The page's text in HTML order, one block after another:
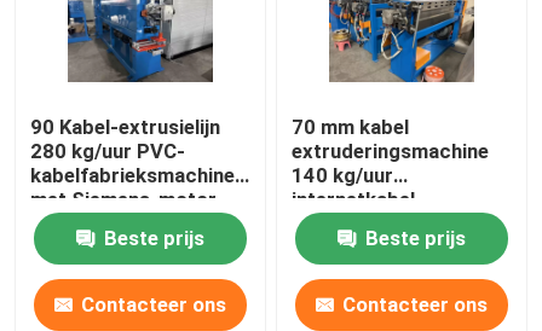
Kabelkop
Koperdraadtekening
90 Kabel-extrusielijn
280 kg/uur PVC-
kabelfabrieksmachine
met Siemens-motor
Beste prijs
Contacteer ons
70 mm kabel
extruderingsmachine
140 kg/uur
internetkabel
productielijn
Beste prijs
Contacteer ons